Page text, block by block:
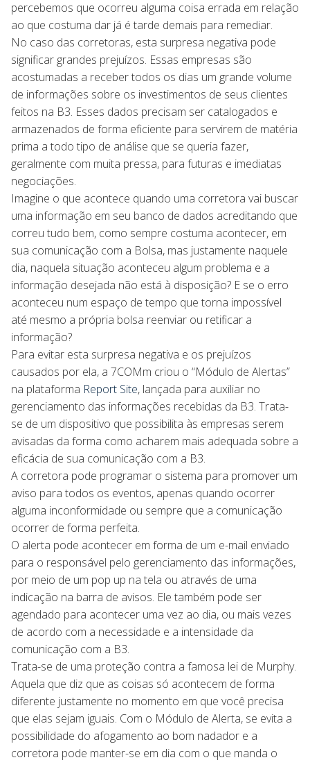
percebemos que ocorreu alguma coisa errada em relação
ao que costuma dar já é tarde demais para remediar.
No caso das corretoras, esta surpresa negativa pode
significar grandes prejuízos. Essas empresas são
acostumadas a receber todos os dias um grande volume
de informações sobre os investimentos de seus clientes
feitos na B3. Esses dados precisam ser catalogados e
armazenados de forma eficiente para servirem de matéria
prima a todo tipo de análise que se queria fazer,
geralmente com muita pressa, para futuras e imediatas
negociações.
Imagine o que acontece quando uma corretora vai buscar
uma informação em seu banco de dados acreditando que
correu tudo bem, como sempre costuma acontecer, em
sua comunicação com a Bolsa, mas justamente naquele
dia, naquela situação aconteceu algum problema e a
informação desejada não está à disposição? E se o erro
aconteceu num espaço de tempo que torna impossível
até mesmo a própria bolsa reenviar ou retificar a
informação?
Para evitar esta surpresa negativa e os prejuízos
causados por ela, a 7COMm criou o “Módulo de Alertas”
na plataforma Report Site, lançada para auxiliar no
gerenciamento das informações recebidas da B3. Trata-
se de um dispositivo que possibilita às empresas serem
avisadas da forma como acharem mais adequada sobre a
eficácia de sua comunicação com a B3.
A corretora pode programar o sistema para promover um
aviso para todos os eventos, apenas quando ocorrer
alguma inconformidade ou sempre que a comunicação
ocorrer de forma perfeita.
O alerta pode acontecer em forma de um e-mail enviado
para o responsável pelo gerenciamento das informações,
por meio de um pop up na tela ou através de uma
indicação na barra de avisos. Ele também pode ser
agendado para acontecer uma vez ao dia, ou mais vezes
de acordo com a necessidade e a intensidade da
comunicação com a B3.
Trata-se de uma proteção contra a famosa lei de Murphy.
Aquela que diz que as coisas só acontecem de forma
diferente justamente no momento em que você precisa
que elas sejam iguais. Com o Módulo de Alerta, se evita a
possibilidade do afogamento ao bom nadador e a
corretora pode manter-se em dia com o que manda o